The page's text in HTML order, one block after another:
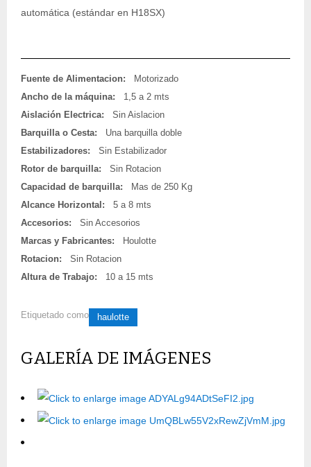
automática (estándar en H18SX)
Fuente de Alimentacion:
Motorizado
Ancho de la máquina:
1,5 a 2 mts
Aislación Electrica:
Sin Aislacion
Barquilla o Cesta:
Una barquilla doble
Estabilizadores:
Sin Estabilizador
Rotor de barquilla:
Sin Rotacion
Capacidad de barquilla:
Mas de 250 Kg
Alcance Horizontal:
5 a 8 mts
Accesorios:
Sin Accesorios
Marcas y Fabricantes:
Houlotte
Rotacion:
Sin Rotacion
Altura de Trabajo:
10 a 15 mts
Etiquetado como haulotte
GALERÍA DE IMÁGENES